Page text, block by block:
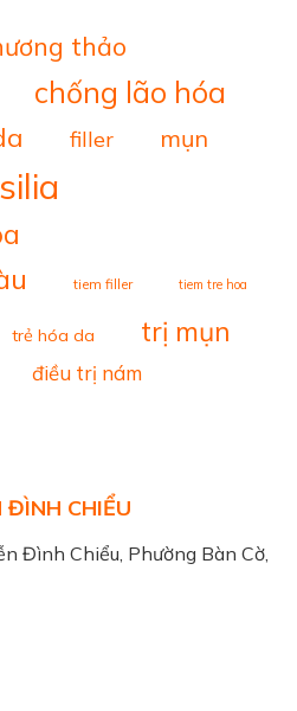
thảo
chống lão hóa
filler mụn
tiem filler tiem tre hoa
trẻ hóa da trị mụn
điều trị nám
ĐÌNH CHIỂU
Đình Chiểu, Phường Bàn Cờ,